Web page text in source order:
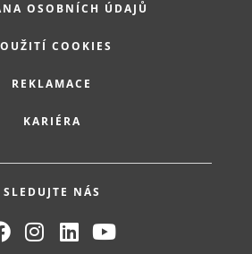
OSOBNÍCH ÚDAJŮ
COOKIES
REKLAMACE
KARIÉRA
SLEDUJTE NÁS